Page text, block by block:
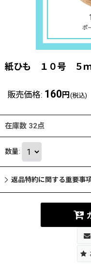
紙ひも １０号 ５
販売価格: 160 円 (税込)
在庫数 32点
数量:
返品特約に関する重要事